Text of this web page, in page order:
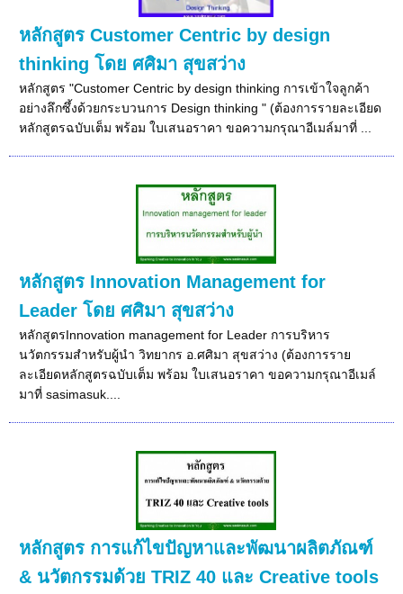
หลักสูตร Customer Centric by design
thinking โดย ศศิมา สุขสว่าง
หลักสูตร "Customer Centric by design thinking การเข้าใจลูกค้า
อย่างลึกซึ้งด้วยกระบวนการ Design thinking " (ต้องการรายละเอียด
หลักสูตรฉบับเต็ม พร้อม ใบเสนอราคา ขอความกรุณาอีเมล์มาที่ ...
หลักสูตร Innovation Management for
Leader โดย ศศิมา สุขสว่าง
หลักสูตรInnovation management for Leader การบริหาร
นวัตกรรมสำหรับผู้นำ วิทยากร อ.ศศิมา สุขสว่าง (ต้องการราย
ละเอียดหลักสูตรฉบับเต็ม พร้อม ใบเสนอราคา ขอความกรุณาอีเมล์
มาที่ sasimasuk....
หลักสูตร การแก้ไขปัญหาและพัฒนาผลิตภัณฑ์
& นวัตกรรมด้วย TRIZ 40 และ Creative tools